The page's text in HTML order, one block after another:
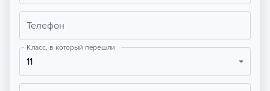
Телефон
Класс, в который перешли
11